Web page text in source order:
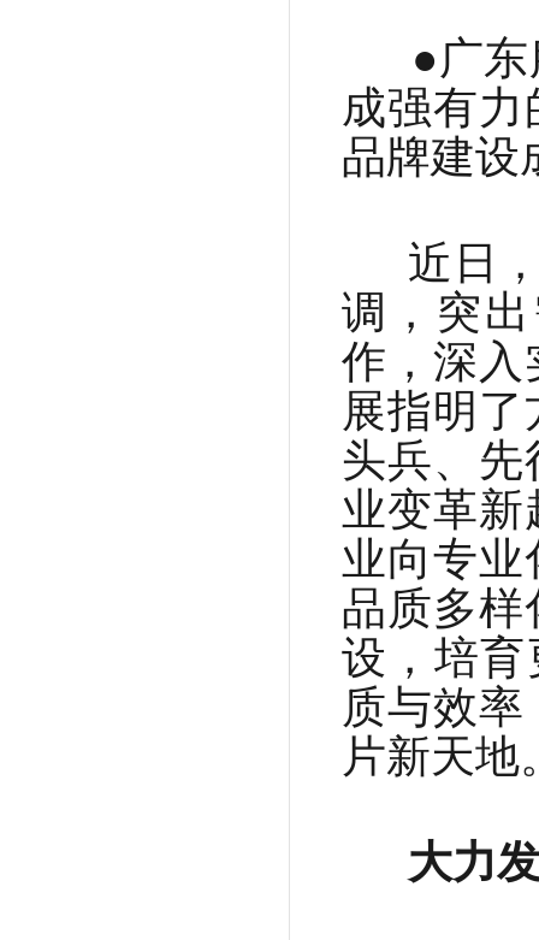
●广东
成强有
品牌建设
近日，
调，突
作，深入
展指明
头兵、先
业变革
业向专
品质多样
设，培育
质与效
片新天地
大力发